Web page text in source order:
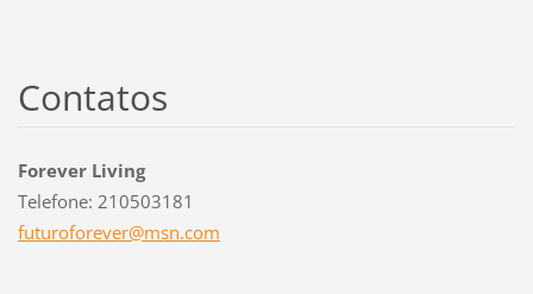
Contatos
Forever Living
Telefone: 210503181
futuroforever@msn.com